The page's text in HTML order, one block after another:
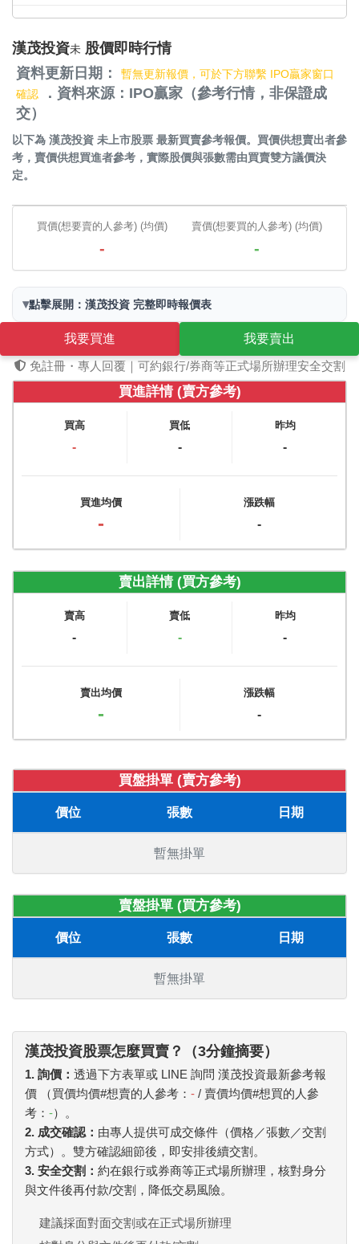
漢茂投資未 股價即時行情
資料更新日期：
暫無更新報價，可於下方聯繫 IPO贏家窗口
確認
．資料來源：IPO贏家（參考行情，非保證成
交）
以下為 漢茂投資 未上市股票 最新買賣參考報價。買價供想賣出者參
考，賣價供想買進者參考，實際股價與張數需由買賣雙方議價決
定。
買價(想要賣的人參考) (均價)
-
賣價(想要買的人參考) (均價)
-
▾點擊展開：漢茂投資 完整即時報價表
我要買進
我要賣出
免註冊・專人回覆｜可約銀行/券商等正式場所辦理安全交割
買進詳情 (賣方參考)
買高
-
買低
-
昨均
-
買進均價
-
漲跌幅
-
賣出詳情 (買方參考)
賣高
-
賣低
-
昨均
-
賣出均價
-
漲跌幅
-
買盤掛單 (賣方參考)
價位 張數 日期
暫無掛單
賣盤掛單 (買方參考)
價位 張數 日期
暫無掛單
漢茂投資股票怎麼買賣？（3分鐘摘要）
1. 詢價： 透過下方表單或 LINE 詢問 漢茂投資最新參考報
價 （買價均價#想賣的人參考： - / 賣價均價#想買的人參
考： -）。
2. 成交確認： 由專人提供可成交條件（價格／張數／交割
方式）。雙方確認細節後，即安排後續交割。
3. 安全交割： 約在銀行或券商等正式場所辦理，核對身分
與文件後再付款/交割，降低交易風險。
建議採面對面交割或在正式場所辦理